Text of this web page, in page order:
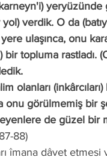
verdik. O da
yere ulaşınca, onu
onu görülmemiş bir
88)